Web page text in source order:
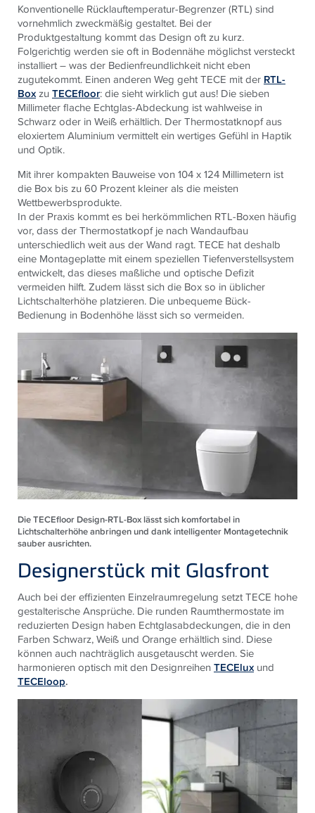
Konventionelle Rücklauftemperatur-Begrenzer (RTL) sind
vornehmlich zweckmäßig gestaltet. Bei der
Produktgestaltung kommt das Design oft zu kurz.
Folgerichtig werden sie oft in Bodennähe möglichst versteckt
installiert – was der Bedienfreundlichkeit nicht eben
zugutekommt. Einen anderen Weg geht TECE mit der RTL-
BoxzuTECEfloor: die sieht wirklich gut aus! Die sieben
Millimeter flache Echtglas-Abdeckung ist wahlweise in
Schwarz oder in Weiß erhältlich. Der Thermostatknopf aus
eloxiertem Aluminium vermittelt ein wertiges Gefühl in Haptik
und Optik.
Mit ihrer kompakten Bauweise von 104 x 124 Millimetern ist
die Box bis zu 60 Prozent kleiner als die meisten
Wettbewerbsprodukte.
In der Praxis kommt es bei herkömmlichen RTL-Boxen häufig
vor, dass der Thermostatkopf je nach Wandaufbau
unterschiedlich weit aus der Wand ragt. TECE hat deshalb
eine Montageplatte mit einem speziellen Tiefenverstellsystem
entwickelt, das dieses maßliche und optische Defizit
vermeiden hilft. Zudem lässt sich die Box so in üblicher
Lichtschalterhöhe platzieren. Die unbequeme Bück-
Bedienung in Bodenhöhe lässt sich so vermeiden.
Die TECEfloor Design-RTL-Box lässt sich komfortabel in
Lichtschalterhöhe anbringen und dank intelligenter Montagetechnik
sauber ausrichten.
Designerstück mit Glasfront
Auch bei der effizienten Einzelraumregelung setzt TECE hohe
gestalterische Ansprüche. Die runden Raumthermostate im
reduzierten Design haben Echtglasabdeckungen, die in den
Farben Schwarz, Weiß und Orange erhältlich sind. Diese
können auch nachträglich ausgetauscht werden. Sie
harmonieren optisch mit den DesignreihenTECElux und
TECEloop.